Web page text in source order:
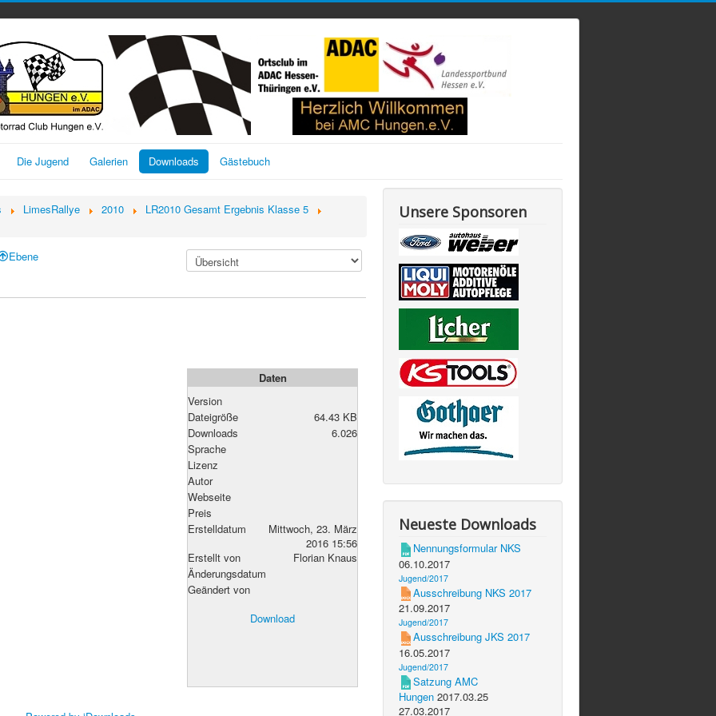
Die Jugend Galerien Downloads Gästebuch
LimesRallye 2010
LR2010 Gesamt Ergebnis Klasse 5
Ebene
Daten
Version
Dateigröße
64.43 KB
Downloads
6.026
Sprache
Lizenz
Autor
Webseite
Preis
Erstelldatum
Mittwoch, 23. März
2016 15:56
Erstellt von
Florian Knaus
Änderungsdatum
Geändert von
Download
Unsere Sponsoren
Neueste Downloads
Nennungsformular NKS
06.10.2017
Jugend/2017
Ausschreibung NKS 2017
21.09.2017
Jugend/2017
Ausschreibung JKS 2017
16.05.2017
Jugend/2017
Satzung AMC
Hungen 2017.03.25
27.03.2017